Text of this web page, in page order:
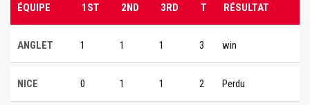
ÉQUIPE 1ST 2ND 3RD T RÉSULTAT
ANGLET 1 1 1 3 win
NICE 0 1 1 2 Perdu